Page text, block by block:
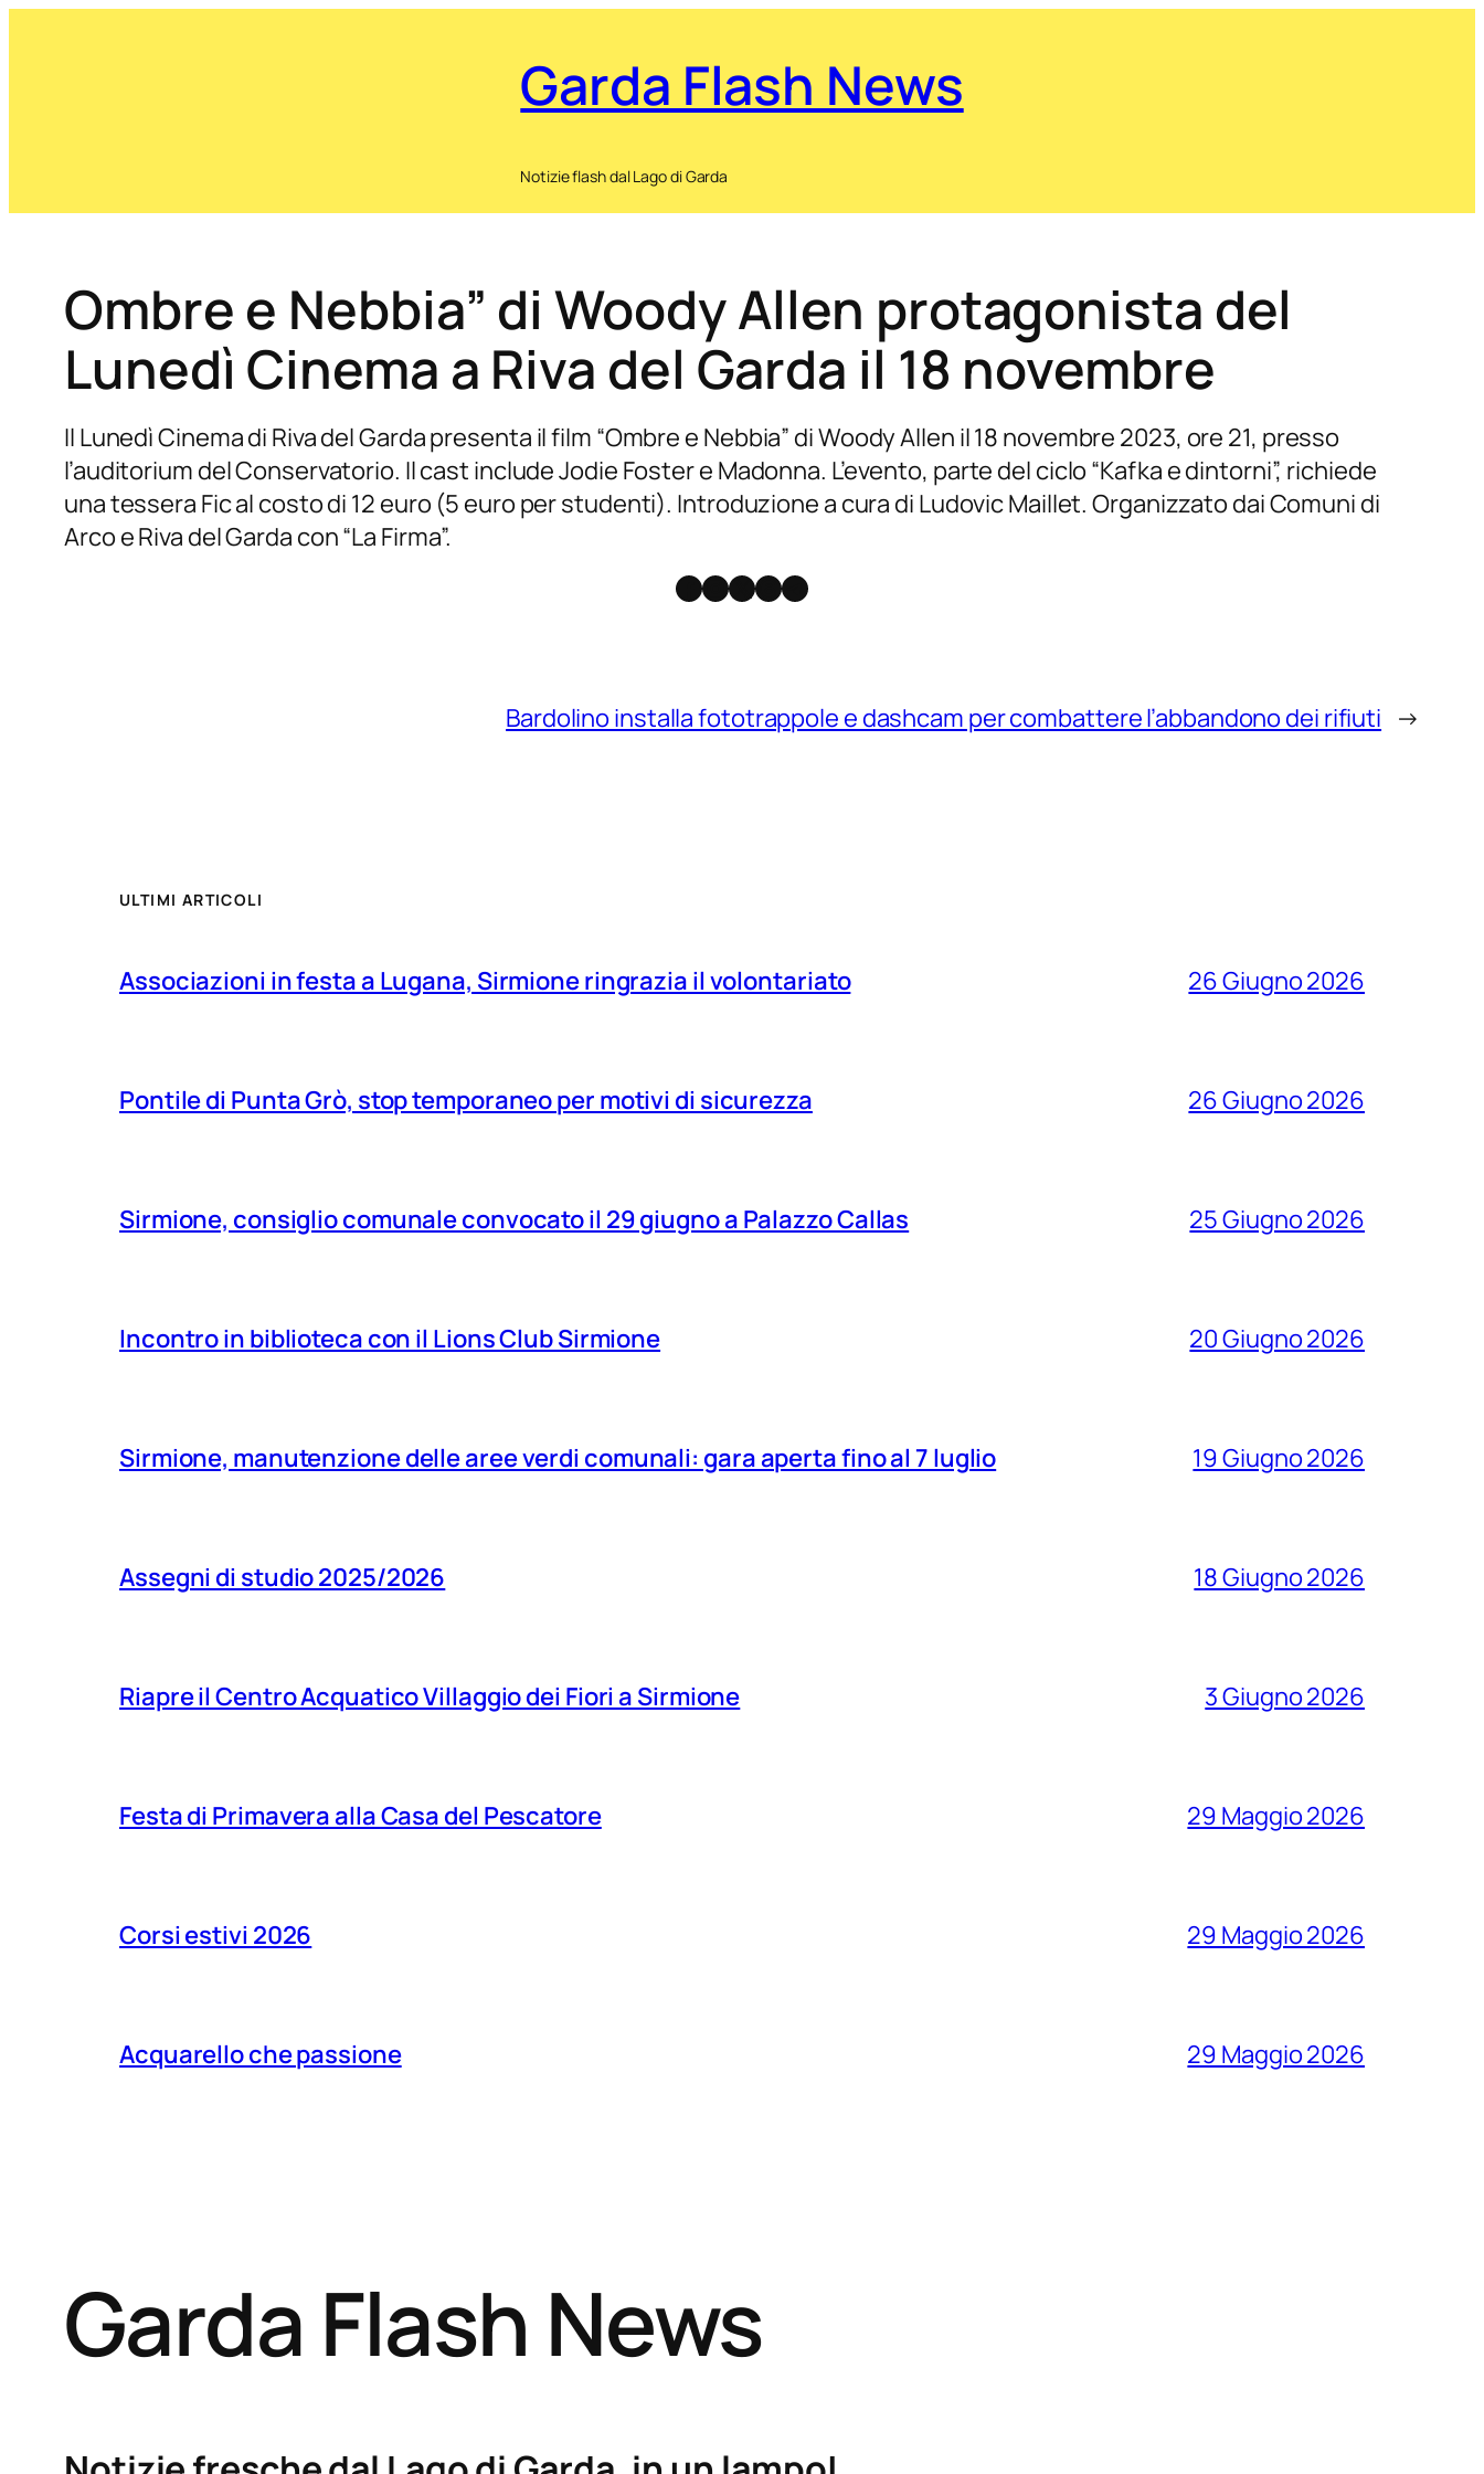
Garda Flash News
Notizie flash dal Lago di Garda
Ombre e Nebbia” di Woody Allen protagonista del
Lunedì Cinema a Riva del Garda il 18 novembre
Il Lunedì Cinema di Riva del Garda presenta il film “Ombre e Nebbia” di Woody Allen il 18 novembre 2023, ore 21, presso
l’auditorium del Conservatorio. Il cast include Jodie Foster e Madonna. L’evento, parte del ciclo “Kafka e dintorni”, richiede
una tessera Fic al costo di 12 euro (5 euro per studenti). Introduzione a cura di Ludovic Maillet. Organizzato dai Comuni di
Arco e Riva del Garda con “La Firma”.
Facebook
Instagram
X Threads
Telegram
Bardolino installa fototrappole e dashcam per combattere l’abbandono dei rifiuti →
ULTIMI ARTICOLI
Associazioni in festa a Lugana, Sirmione ringrazia il volontariato 26 Giugno 2026
Pontile di Punta Grò, stop temporaneo per motivi di sicurezza 26 Giugno 2026
Sirmione, consiglio comunale convocato il 29 giugno a Palazzo Callas 25 Giugno 2026
Incontro in biblioteca con il Lions Club Sirmione 20 Giugno 2026
Sirmione, manutenzione delle aree verdi comunali: gara aperta fino al 7 luglio 19 Giugno 2026
Assegni di studio 2025/2026 18 Giugno 2026
Riapre il Centro Acquatico Villaggio dei Fiori a Sirmione 3 Giugno 2026
Festa di Primavera alla Casa del Pescatore 29 Maggio 2026
Corsi estivi 2026 29 Maggio 2026
Acquarello che passione 29 Maggio 2026
Garda Flash News